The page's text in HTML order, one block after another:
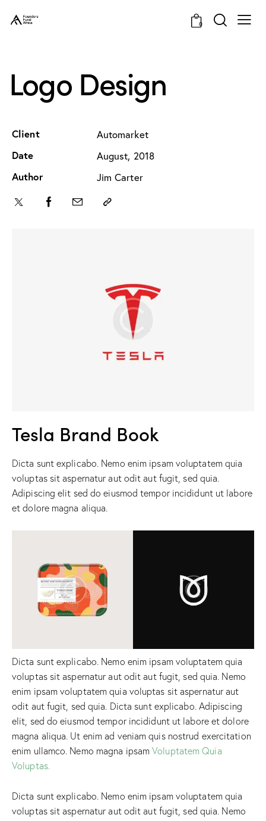
0
Logo Design
Client Automarket
Date August, 2018
Author Jim Carter
Tesla Brand Book
Dicta sunt explicabo. Nemo enim ipsam voluptatem quia
voluptas sit aspernatur aut odit aut fugit, sed quia.
Adipiscing elit sed do eiusmod tempor incididunt ut labore
et dolore magna aliqua.
Dicta sunt explicabo. Nemo enim ipsam voluptatem quia
voluptas sit aspernatur aut odit aut fugit, sed quia. Nemo
enim ipsam voluptatem quia voluptas sit aspernatur aut
odit aut fugit, sed quia. Dicta sunt explicabo. Adipiscing
elit, sed do eiusmod tempor incididunt ut labore et dolore
magna aliqua. Ut enim ad veniam quis nostrud exercitation
enim ullamco. Nemo magna ipsamVoluptatem Quia
Voluptas.
Dicta sunt explicabo. Nemo enim ipsam voluptatem quia
voluptas sit aspernatur aut odit aut fugit, sed quia. Nemo